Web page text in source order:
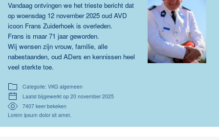
Vandaag ontvingen we het trieste bericht dat
op woensdag 12 november 2025 oud AVD
icoon Frans Zuiderhoek is overleden.
Frans is maar 71 jaar geworden.
Wij wensen zijn vrouw, familie, alle
nabestaanden, oud ADers en kennissen heel
veel sterkte toe.
Categorie: VKG algemeen
Laatst bijgewerkt op 20 november 2025
7407 keer bekeken
Lorem ipsum dolor sit amet.